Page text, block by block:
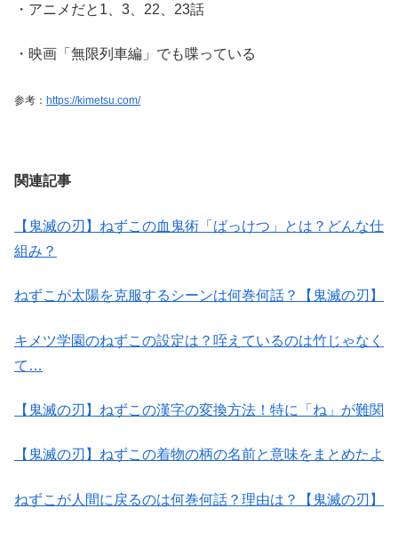
・アニメだと1、3、22、23話
・映画「無限列車編」でも喋っている
参考： https://kimetsu.com/
関連記事
【鬼滅の刃】ねずこの血鬼術「ばっけつ」とは？どんな仕
組み？
ねずこが太陽を克服するシーンは何巻何話？【鬼滅の刃】
キメツ学園のねずこの設定は？咥えているのは竹じゃなく
て…
【鬼滅の刃】ねずこの漢字の変換方法！特に「ね」が難関
【鬼滅の刃】ねずこの着物の柄の名前と意味をまとめたよ
ねずこが人間に戻るのは何巻何話？理由は？【鬼滅の刃】